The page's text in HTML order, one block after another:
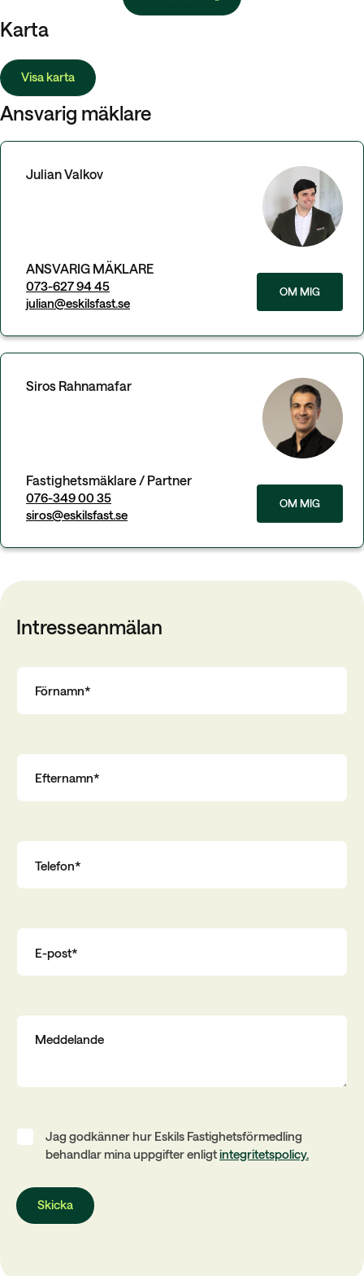
Karta
Visa karta
Ansvarig mäklare
OM MIG
Julian Valkov
ANSVARIG MÄKLARE
073-627 94 45
julian@eskilsfast.se
OM MIG
Siros Rahnamafar
Fastighetsmäklare / Partner
076-349 00 35
siros@eskilsfast.se
Intresseanmälan
Jag godkänner hur Eskils Fastighetsförmedling
behandlar mina uppgifter enligtintegritetspolicy.